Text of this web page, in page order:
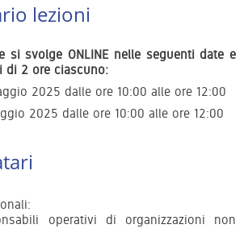
lezioni
si svolge ONLINE nelle seguenti date e
di 2 ore ciascuno:
2025 dalle ore 10:00 alle ore 12:00
2025 dalle ore 10:00 alle ore 12:00
operativi di organizzazioni non